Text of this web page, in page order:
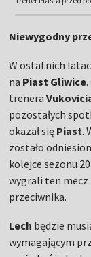
Niewygodny
W ostatnich
na Piast Gliwice
trenera
pozostałych
okazał się Piast.
zostało
kolejce sezonu
wygrali ten
przeciwnika.
Lech będzie
wymagającym